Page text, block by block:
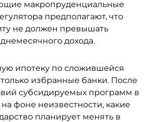
макропруденциальные
предполагают, что
не должен превышать
дохода.
ипотеку по сложившейся
избранные банки. После
субсидируемых программ в
фоне неизвестности, какие
планирует менять в